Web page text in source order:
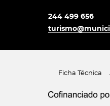
244 499 656
Ficha Técnica